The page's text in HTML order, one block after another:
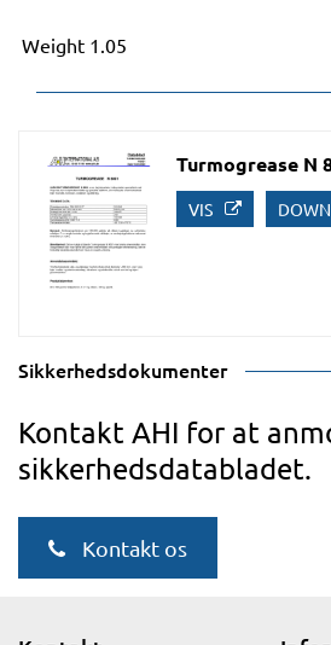
Weight 1.05
Turmogrease N
VIS
Sikkerhedsdokumenter
Kontakt AHI for at
sikkerhedsdatabladet.
Kontakt os